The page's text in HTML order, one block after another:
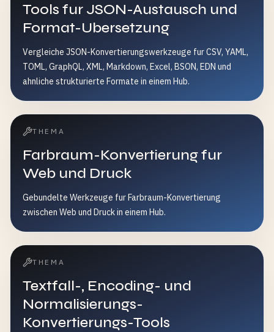
Tools fur JSON-Austausch und
Format-Ubersetzung
Vergleiche JSON-Konvertierungswerkzeuge fur CSV, YAML,
TOML, GraphQL, XML, Markdown, Excel, BSON, EDN und
ahnliche strukturierte Formate in einem Hub.
THEMA
Farbraum-Konvertierung fur
Web und Druck
Gebundelte Werkzeuge fur Farbraum-Konvertierung
zwischen Web und Druck in einem Hub.
THEMA
Textfall-, Encoding- und
Normalisierungs-
Konvertierungs-Tools